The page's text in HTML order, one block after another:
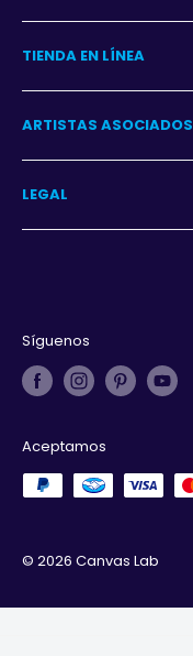
Nuestra Historia
Blog del Arte
Blog Decoración
Contacto
TIENDA EN LÍNEA
Centro de Ayuda
Garantía
ARTISTAS ASOCIADOS
Programa
Iniciar sesión
LEGAL
Aviso de privacidad
Síguenos
Aceptamos
© 2026 Canvas Lab